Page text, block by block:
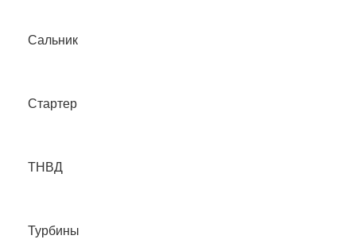
Сальник
Стартер
ТНВД
Турбины